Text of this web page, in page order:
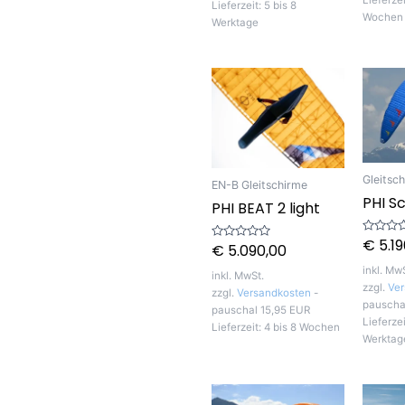
Lieferzeit: 5 bis 8
Werktage
Wochen
EN-B Gleitschirme
PHI BEAT 2 light
Bewertet
mit
0
von
5
€ 5.090,00
inkl. MwSt.
zzgl. Versandkosten -
pauschal 15,95 EUR
Lieferzeit: 4 bis 8 Wochen
PHI
Bewertet
mit
0
von
5
€
inkl.
zzgl.